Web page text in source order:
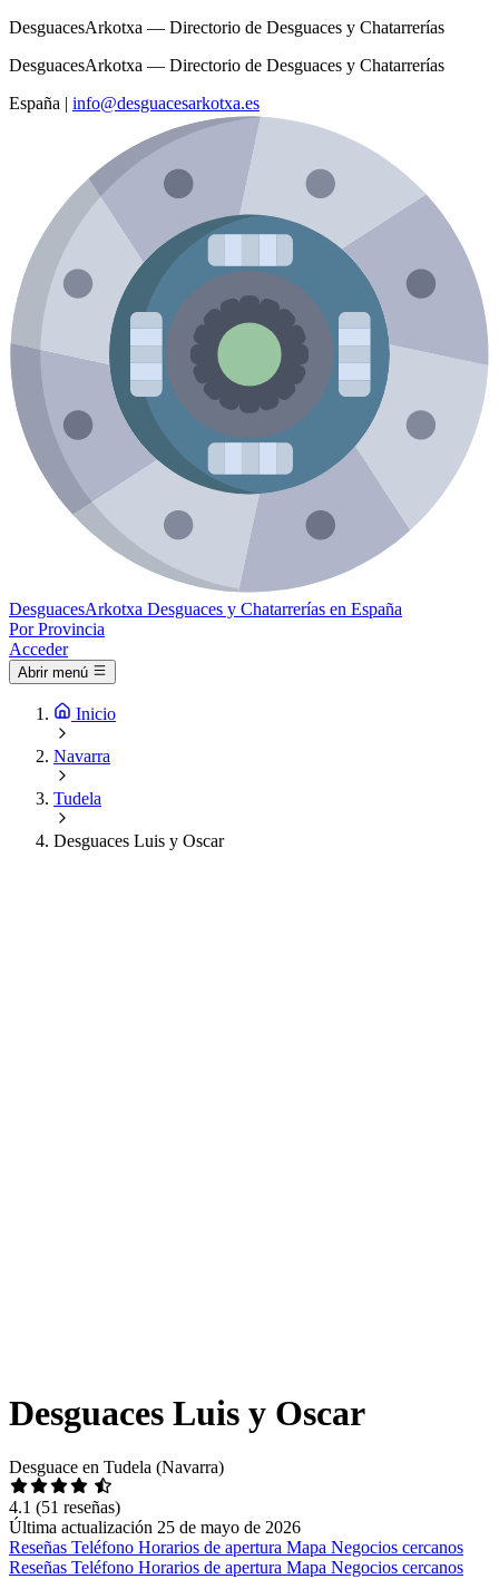
DesguacesArkotxa — Directorio de Desguaces y Chatarrerías
DesguacesArkotxa — Directorio de Desguaces y Chatarrerías
España | info@desguacesarkotxa.es
DesguacesArkotxa Desguaces y Chatarrerías en España
Por Provincia
Acceder
Abrir menú
Inicio
Navarra
Tudela
Desguaces Luis y Oscar
Desguaces Luis y Oscar
Desguace en Tudela (Navarra)
4.1 (51 reseñas)
Última actualización 25 de mayo de 2026
Reseñas Teléfono Horarios de apertura Mapa Negocios cercanos
Reseñas Teléfono Horarios de apertura Mapa Negocios cercanos